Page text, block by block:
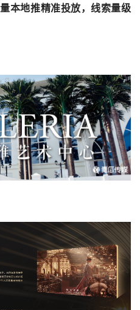
本地推精准投放，线索量级